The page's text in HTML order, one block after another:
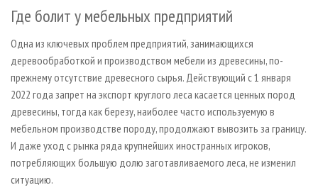
Где болит у мебельных предприятий
Одна из ключевых проблем предприятий, занимающихся
деревообработкой и производством мебели из древесины, по-
прежнему отсутствие древесного сырья. Действующий с 1 января
2022 года запрет на экспорт круглого леса касается ценных пород
древесины, тогда как березу, наиболее часто используемую в
мебельном производстве породу, продолжают вывозить за границу.
И даже уход с рынка ряда крупнейших иностранных игроков,
потребляющих большую долю заготавливаемого леса, не изменил
ситуацию.